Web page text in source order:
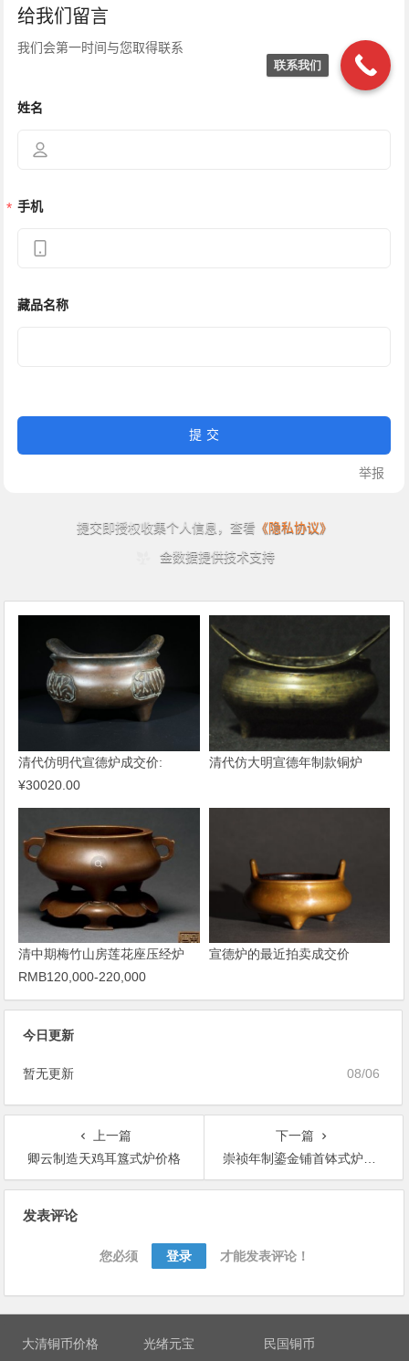
清代仿明代宣德炉成交价:
¥30020.00
清代仿大明宣德年制款铜炉
清中期梅竹山房莲花座压经炉
RMB120,000-220,000
宣德炉的最近拍卖成交价
今日更新
08/06
暂无更新
上一篇
卿云制造天鸡耳簋式炉价格
下一篇
崇祯年制鎏金铺首钵式炉价格
发表评论
您必须 登录 才能发表评论！
大清铜币价格 光绪元宝 民国铜币
联系我们